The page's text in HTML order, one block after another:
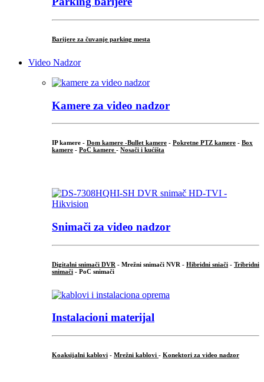
Barijere za čuvanje parking mesta
Video Nadzor
Kamere za video nadzor
IP kamere - Dom kamere -Bullet kamere - Pokretne PTZ kamere - Box
kamere - PoC kamere - Nosači i kućišta
Snimači za video nadzor
Digitalni snimači DVR - Mrežni snimači NVR - Hibridni sniači - Tribridni
snimači - PoC snimači
Instalacioni materijal
Koaksijalni kablovi - Mrežni kablovi - Konektori za video nadzor